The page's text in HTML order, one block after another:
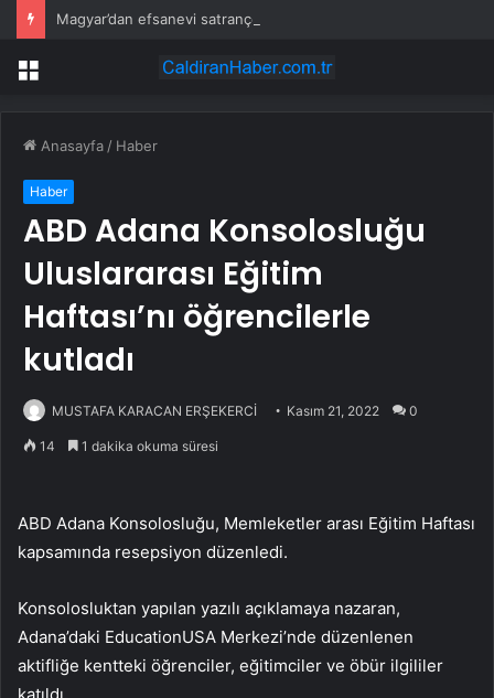
Magyar’dan efsanevi satranççıya cumhurbaşkanlığı teklifi
Menü
Anasayfa / Haber
Haber
ABD Adana Konsolosluğu
Uluslararası Eğitim
Haftası’nı öğrencilerle
kutladı
MUSTAFA KARACAN ERŞEKERCİ Kasım 21, 2022 0
14 1 dakika okuma süresi
ABD Adana Konsolosluğu, Memleketler arası Eğitim Haftası
kapsamında resepsiyon düzenledi.
Konsolosluktan yapılan yazılı açıklamaya nazaran,
Adana’daki EducationUSA Merkezi’nde düzenlenen
aktifliğe kentteki öğrenciler, eğitimciler ve öbür ilgililer